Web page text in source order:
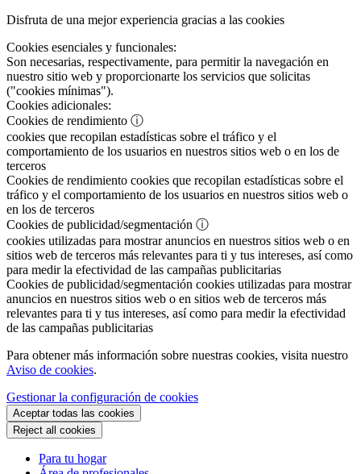
Disfruta de una mejor experiencia gracias a las cookies
Cookies esenciales y funcionales:
Son necesarias, respectivamente, para permitir la navegación en
nuestro sitio web y proporcionarte los servicios que solicitas
("cookies mínimas").
Cookies adicionales:
Cookies de rendimiento ⓘ
cookies que recopilan estadísticas sobre el tráfico y el
comportamiento de los usuarios en nuestros sitios web o en los de
terceros
Cookies de rendimiento cookies que recopilan estadísticas sobre el
tráfico y el comportamiento de los usuarios en nuestros sitios web o
en los de terceros
Cookies de publicidad/segmentación ⓘ
cookies utilizadas para mostrar anuncios en nuestros sitios web o en
sitios web de terceros más relevantes para ti y tus intereses, así como
para medir la efectividad de las campañas publicitarias
Cookies de publicidad/segmentación cookies utilizadas para mostrar
anuncios en nuestros sitios web o en sitios web de terceros más
relevantes para ti y tus intereses, así como para medir la efectividad
de las campañas publicitarias
Para obtener más información sobre nuestras cookies, visita nuestro
Aviso de cookies.
Gestionar la configuración de cookies
Aceptar todas las cookies
Reject all cookies
Para tu hogar